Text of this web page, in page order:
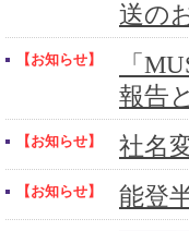
送の
【お知らせ】
「
報告
【お知らせ】 社名
【お知らせ】 能登